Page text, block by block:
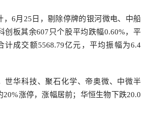
，6月25日，剔除停牌的银河微电、中船
创板其余607只个股平均跌幅0.60%，平
计成交额5568.79亿元，平均振幅为6.4
世华科技、聚石化学、帝奥微、中微半
20%涨停，涨幅居前；华恒生物下跌20.0